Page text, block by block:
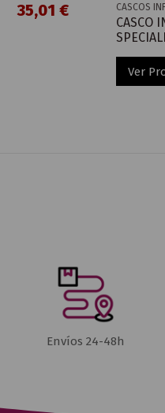
35,01 € CASCOS
CASCO
Ver
Envíos 24-48h